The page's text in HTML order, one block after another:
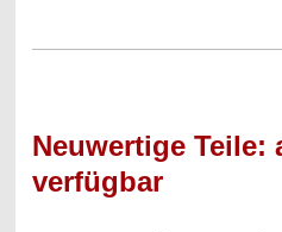
Neuwertige Teile:
verfügbar